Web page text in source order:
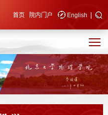
首页 院内门户 English |